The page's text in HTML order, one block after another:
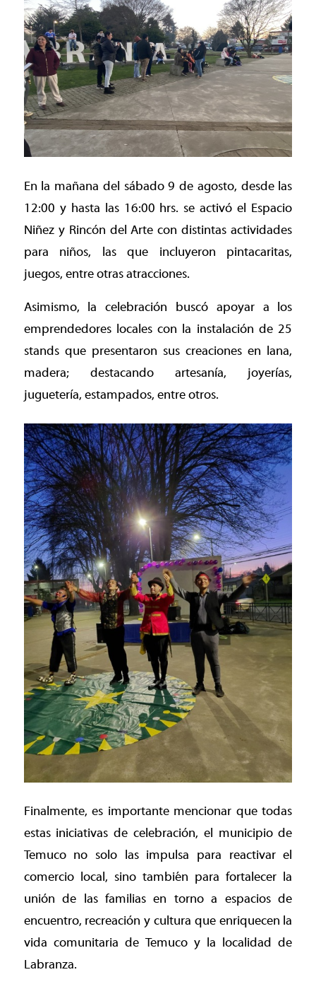
En la mañana del sábado 9 de agosto, desde las
12:00 y hasta las 16:00 hrs. se activó el Espacio
Niñez y Rincón del Arte con distintas actividades
para niños, las que incluyeron pintacaritas,
juegos, entre otras atracciones.
Asimismo, la celebración buscó apoyar a los
emprendedores locales con la instalación de 25
stands que presentaron sus creaciones en lana,
madera; destacando artesanía, joyerías,
juguetería, estampados, entre otros.
Finalmente, es importante mencionar que todas
estas iniciativas de celebración, el municipio de
Temuco no solo las impulsa para reactivar el
comercio local, sino también para fortalecer la
unión de las familias en torno a espacios de
encuentro, recreación y cultura que enriquecen la
vida comunitaria de Temuco y la localidad de
Labranza.